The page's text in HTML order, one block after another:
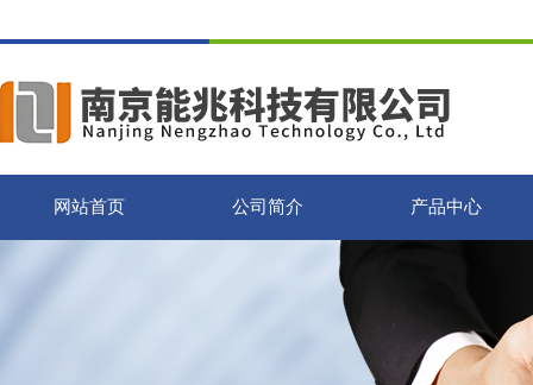
网站首页 公司简介 产品中心